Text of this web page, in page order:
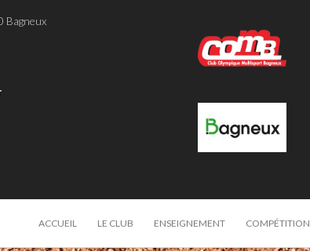
Bagneux
ACCUEIL LE CLUB ENSEIGNEMENT COMPÉTITION